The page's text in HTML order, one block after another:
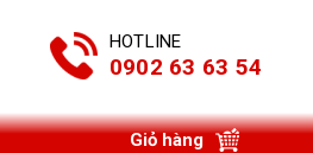
HOTLINE
0902 63 63 54
Giỏ hàng